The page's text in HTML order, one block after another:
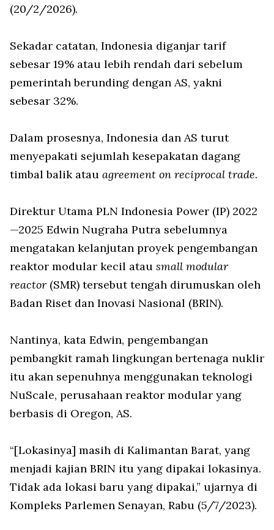
(20/2/2026).
Sekadar catatan, Indonesia diganjar tarif
sebesar 19% atau lebih rendah dari sebelum
pemerintah berunding dengan AS, yakni
sebesar 32%.
Dalam prosesnya, Indonesia dan AS turut
menyepakati sejumlah kesepakatan dagang
timbal balik atau agreement on reciprocal trade.
Direktur Utama PLN Indonesia Power (IP) 2022
—2025 Edwin Nugraha Putra sebelumnya
mengatakan kelanjutan proyek pengembangan
reaktor modular kecil atau small modular
reactor (SMR) tersebut tengah dirumuskan oleh
Badan Riset dan Inovasi Nasional (BRIN).
Nantinya, kata Edwin, pengembangan
pembangkit ramah lingkungan bertenaga nuklir
itu akan sepenuhnya menggunakan teknologi
NuScale, perusahaan reaktor modular yang
berbasis di Oregon, AS.
“[Lokasinya] masih di Kalimantan Barat, yang
menjadi kajian BRIN itu yang dipakai lokasinya.
Tidak ada lokasi baru yang dipakai,” ujarnya di
Kompleks Parlemen Senayan, Rabu (5/7/2023).